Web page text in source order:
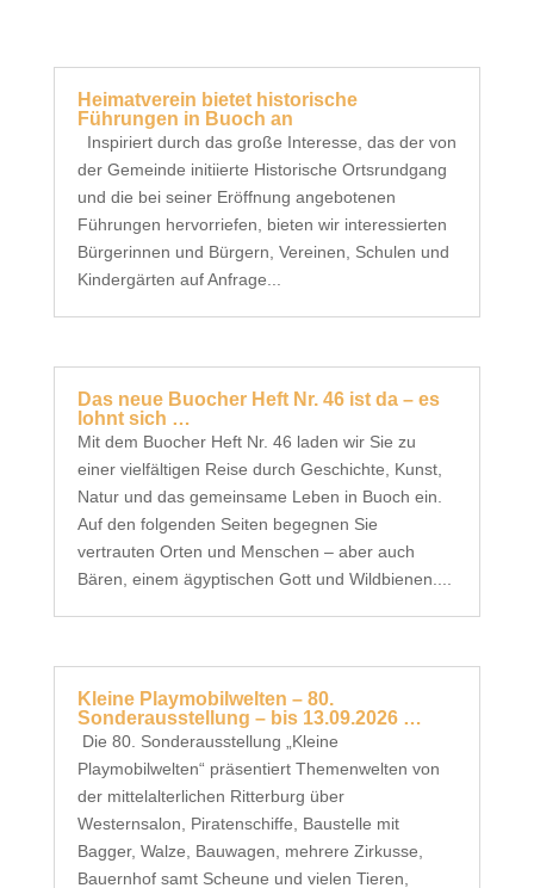
Heimatverein bietet historische
Führungen in Buoch an
Inspiriert durch das große Interesse, das der von
der Gemeinde initiierte Historische Ortsrundgang
und die bei seiner Eröffnung angebotenen
Führungen hervorriefen, bieten wir interessierten
Bürgerinnen und Bürgern, Vereinen, Schulen und
Kindergärten auf Anfrage...
Das neue Buocher Heft Nr. 46 ist da – es
lohnt sich …
Mit dem Buocher Heft Nr. 46 laden wir Sie zu
einer vielfältigen Reise durch Geschichte, Kunst,
Natur und das gemeinsame Leben in Buoch ein.
Auf den folgenden Seiten begegnen Sie
vertrauten Orten und Menschen – aber auch
Bären, einem ägyptischen Gott und Wildbienen....
Kleine Playmobilwelten – 80.
Sonderausstellung – bis 13.09.2026 …
Die 80. Sonderausstellung „Kleine
Playmobilwelten“ präsentiert Themenwelten von
der mittelalterlichen Ritterburg über
Westernsalon, Piratenschiffe, Baustelle mit
Bagger, Walze, Bauwagen, mehrere Zirkusse,
Bauernhof samt Scheune und vielen Tieren,